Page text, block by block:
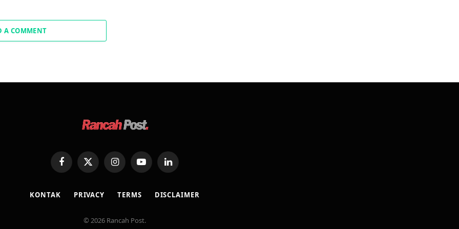
A COMMENT
FacebookX
(Twitter)
InstagramYouTubeLinkedIn
KONTAK PRIVACY TERMS DISCLAIMER
© 2026 Rancah Post.